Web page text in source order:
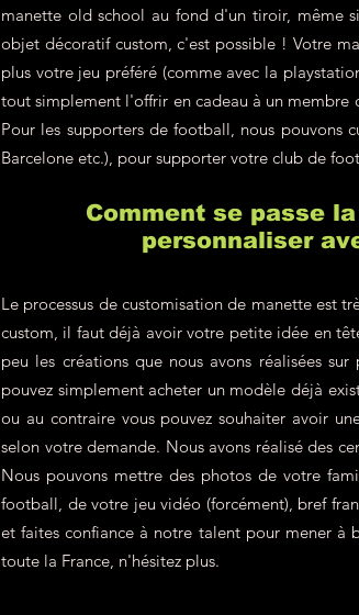
manette old school au fond d'un tiroir, même
objet décoratif custom, c'est possible ! Votre
plus votre jeu préféré (comme avec la
tout simplement l'offrir en cadeau à un
Pour les supporters de football, nous pouvons
Barcelone etc.), pour supporter votre club de
Comment se passe
personnaliser
Le processus de customisation de manette est
custom, il faut déjà avoir votre petite idée en
peu les créations que nous avons réalisées
pouvez simplement acheter un modèle déjà
ou au contraire vous pouvez souhaiter avoir
selon votre demande. Nous avons réalisé des
Nous pouvons mettre des photos de votre
football, de votre jeu vidéo (forcément), bref
et faites confiance à notre talent pour mener à
toute la France, n'hésitez plus.